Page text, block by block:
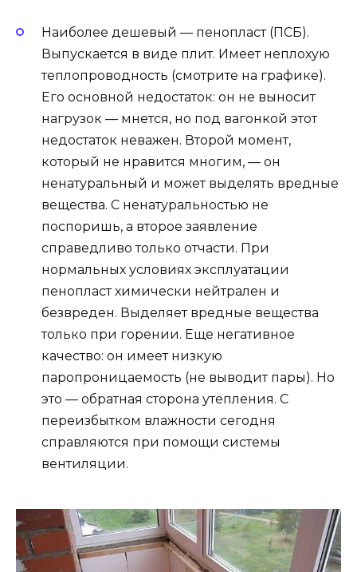
Наиболее дешевый — пенопласт (ПСБ).
Выпускается в виде плит. Имеет неплохую
теплопроводность (смотрите на графике).
Его основной недостаток: он не выносит
нагрузок — мнется, но под вагонкой этот
недостаток неважен. Второй момент,
который не нравится многим, — он
ненатуральный и может выделять вредные
вещества. С ненатуральностью не
поспоришь, а второе заявление
справедливо только отчасти. При
нормальных условиях эксплуатации
пенопласт химически нейтрален и
безвреден. Выделяет вредные вещества
только при горении. Еще негативное
качество: он имеет низкую
паропроницаемость (не выводит пары). Но
это — обратная сторона утепления. С
переизбытком влажности сегодня
справляются при помощи системы
вентиляции.